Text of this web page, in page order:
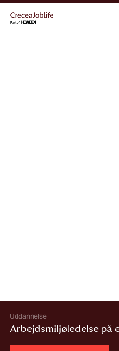
Uddannelse
Arbejdsmiljøledelse på